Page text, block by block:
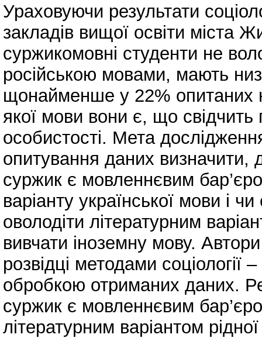
Ураховуючи результати
закладів вищої освіти міста
суржикомовні студенти не
російською мовами, мають
щонайменше у 22% опитаних
якої мови вони є, що свідчить
особистості. Мета
опитування даних визначити,
суржик є мовленнєвим
варіанту української мови і
оволодіти літературним
вивчати іноземну мову.
розвідці методами
обробкою отриманих даних.
суржик є мовленнєвим
літературним варіантом